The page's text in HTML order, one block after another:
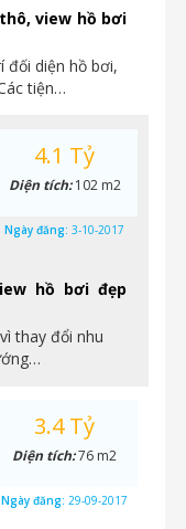
view hồ bơi
đối diện hồ bơi,
tiện…
hồ bơi đẹp
thay đổi nhu
4.1 Tỷ
Diện tích:102 m2
Ngày đăng: 3-10-2017
3.4 Tỷ
Diện tích:76 m2
Ngày đăng: 29-09-2017